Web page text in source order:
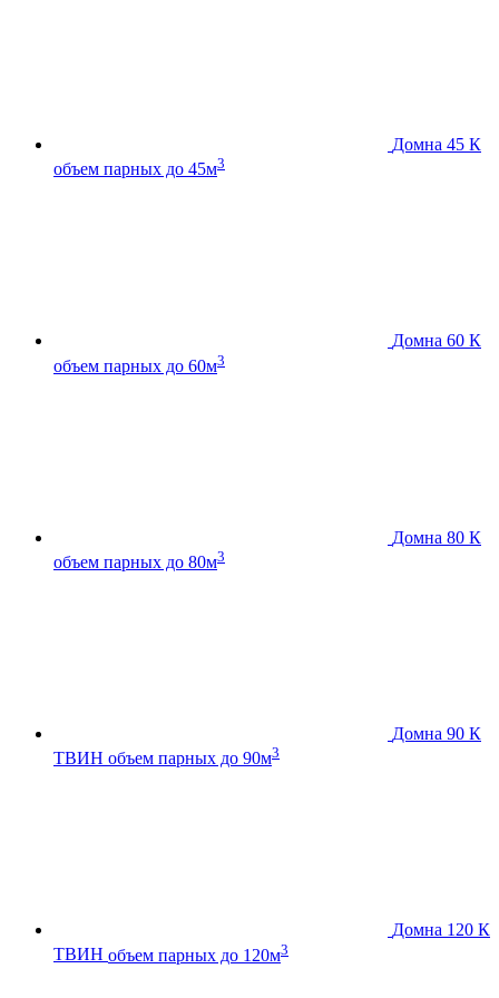
Домна 45 К
объем парных до 45м3
Домна 60 К
объем парных до 60м3
Домна 80 К
объем парных до 80м3
Домна 90 К
ТВИН объем парных до 90м3
Домна 120 К
ТВИН объем парных до 120м3